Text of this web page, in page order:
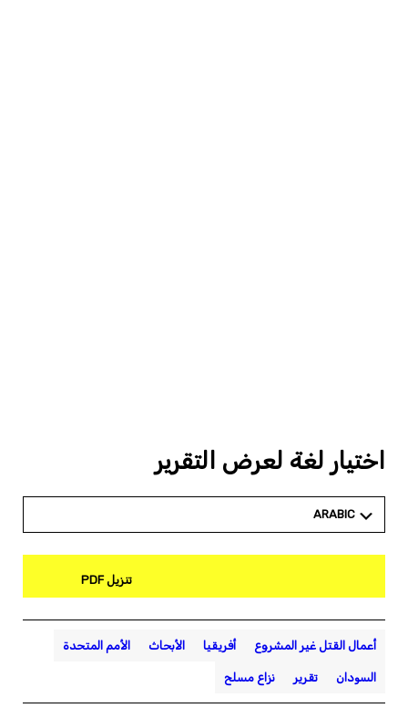
اختيار لغة لعرض التقرير
ARABIC
تنزيل PDF
أعمال القتل غير المشروع أفريقيا الأبحاث الأمم المتحدة
السودان تقرير نزاع مسلح